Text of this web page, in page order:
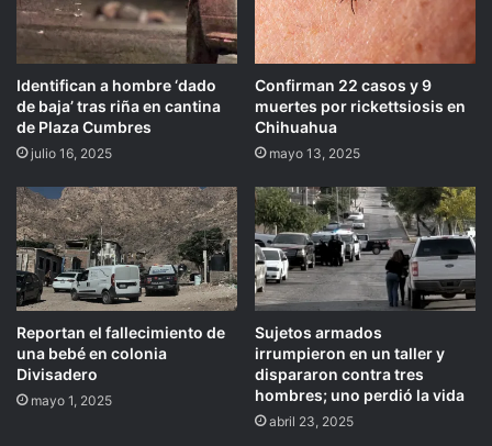
Identifican a hombre ‘dado
de baja’ tras riña en cantina
de Plaza Cumbres
julio 16, 2025
Confirman 22 casos y 9
muertes por rickettsiosis en
Chihuahua
mayo 13, 2025
Reportan el fallecimiento de
una bebé en colonia
Divisadero
mayo 1, 2025
Sujetos armados
irrumpieron en un taller y
dispararon contra tres
hombres; uno perdió la vida
abril 23, 2025